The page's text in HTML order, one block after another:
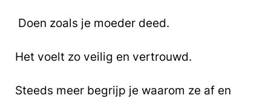
Doen zoals je moeder deed.
Het voelt zo veilig en vertrouwd.
Steeds meer begrijp je waarom ze af en